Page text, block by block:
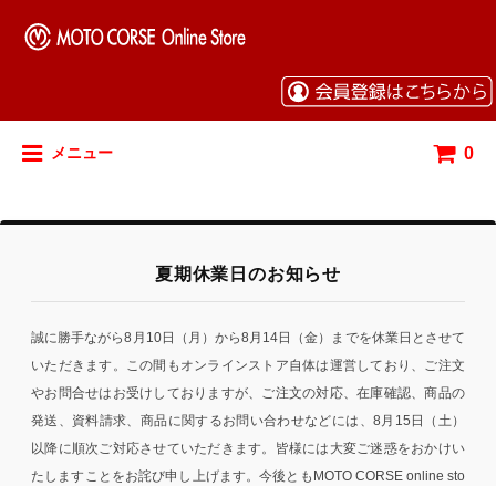
メニュー 0
夏期休業日のお知らせ
誠に勝手ながら8月10日（月）から8月14日（金）までを休業日とさせて
いただきます。この間もオンラインストア自体は運営しており、ご注文
やお問合せはお受けしておりますが、ご注文の対応、在庫確認、商品の
発送、資料請求、商品に関するお問い合わせなどには、8月15日（土）
以降に順次ご対応させていただきます。皆様には大変ご迷惑をおかけい
たしますことをお詫び申し上げます。今後ともMOTO CORSE online sto